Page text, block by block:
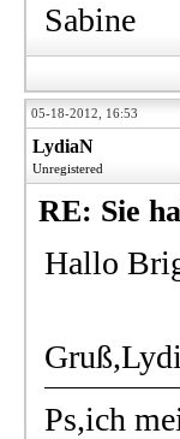
Sabine
05-18-2012, 16:53
LydiaN
Unregistered
RE: Sie
Hallo
Ps,ich